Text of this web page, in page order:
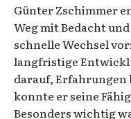
Günter Zschimmer
Weg mit Bedacht
schnelle Wechsel
langfristige
darauf, Erfahrungen
konnte er seine
Besonders wichtig